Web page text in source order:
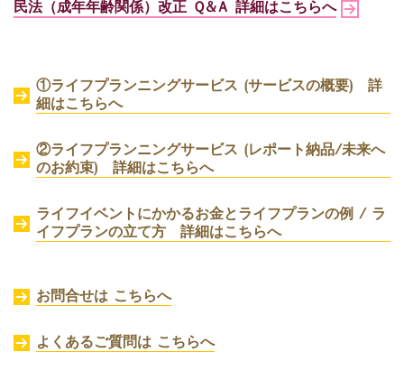
民法（成年年齢関係）改正 Ｑ&Ａ 詳細はこちらへ
①ライフプランニングサービス (サービスの概要) 詳
細はこちらへ
②ライフプランニングサービス (レポート納品/未来へ
のお約束) 詳細はこちらへ
ライフイベントにかかるお金とライフプランの例 / ラ
イフプランの立て方 詳細はこちらへ
お問合せは こちらへ
よくあるご質問は こちらへ